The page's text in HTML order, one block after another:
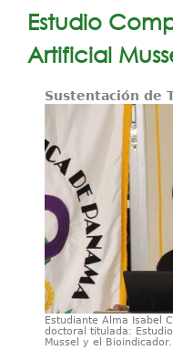
Menu
Principal
Estudio
Artificial
Sustentación de
Estudiante Alma Isabel
doctoral titulada:
Mussel y el Bioindicador.